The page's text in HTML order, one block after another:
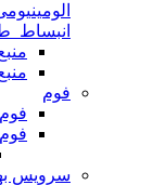
انبساط
فوم
فوم pe
سرویس